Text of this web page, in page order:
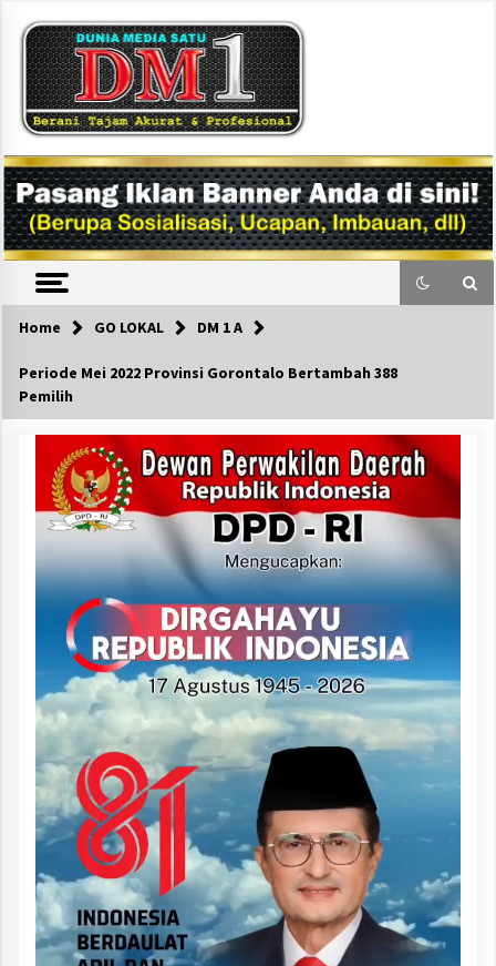
content
DM1
Home GO LOKAL DM 1 A
Periode Mei 2022 Provinsi Gorontalo Bertambah 388
Pemilih